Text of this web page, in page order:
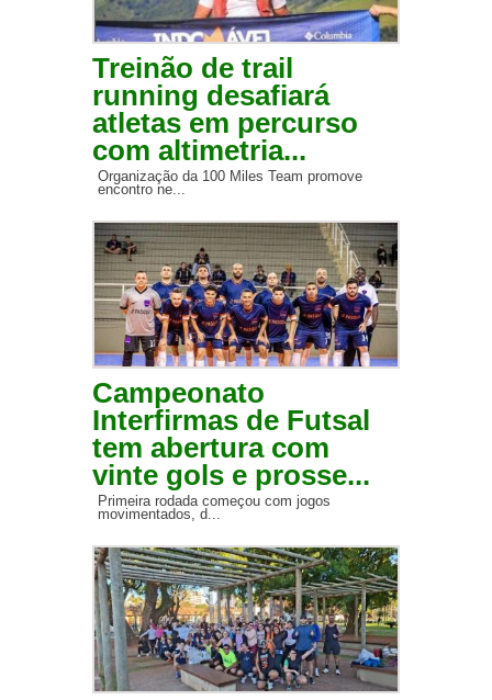
Treinão de trail
running desafiará
atletas em percurso
com altimetria...
Organização da 100 Miles Team promove
encontro ne...
Campeonato
Interfirmas de Futsal
tem abertura com
vinte gols e prosse...
Primeira rodada começou com jogos
movimentados, d...